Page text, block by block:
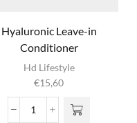
Hyaluronic Leave-in
Conditioner
Hd Lifestyle
€15,60
Hyaluronic